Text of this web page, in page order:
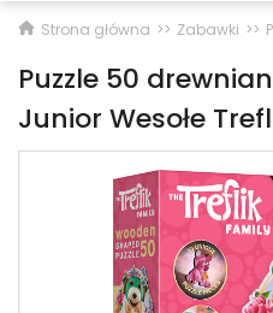
Strona główna Zabawki
Puzzle 50
Junior Wesołe